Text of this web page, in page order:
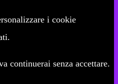
i cookie
continuerai senza accettare.